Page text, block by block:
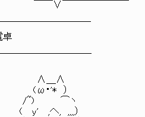
￣￣￣￣￣
￣￣￣￣￣￣￣
￣￣￣￣￣￣￣
＿∧
・'* ）
⌒ヽ
, ,,,,）